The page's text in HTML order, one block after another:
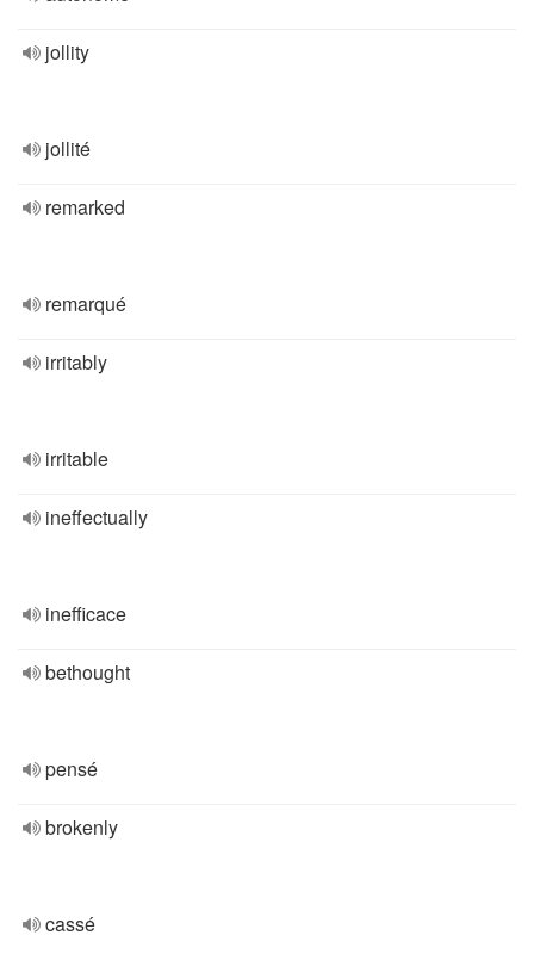
jollity
jollité
remarked
remarqué
irritably
irritable
ineffectually
inefficace
bethought
pensé
brokenly
cassé